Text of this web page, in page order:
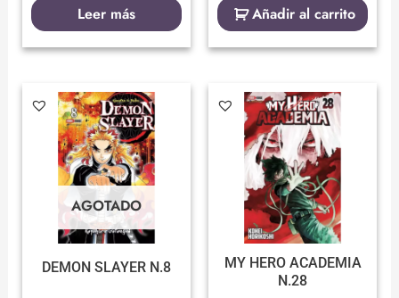
Leer más Añadir al carrito
AGOTADO
DEMON SLAYER N.8
MY HERO ACADEMIA
N.28